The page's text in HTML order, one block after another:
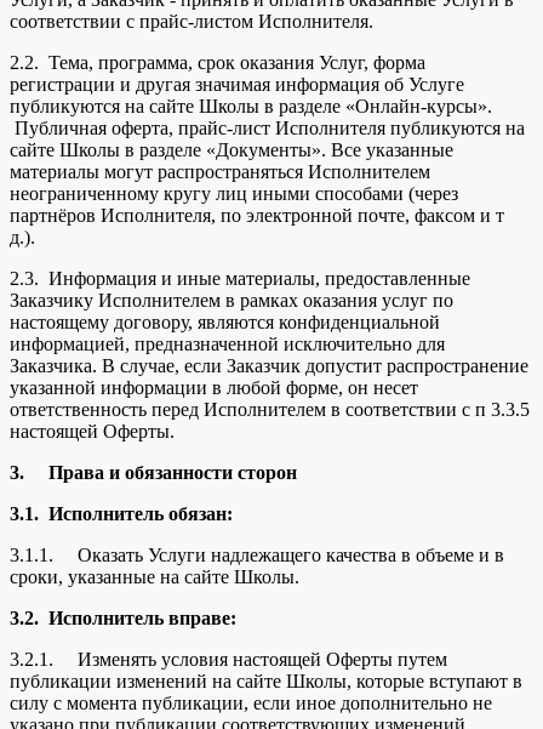
соответствии с прайс-листом Исполнителя.
2.2. Тема, программа, срок оказания Услуг, форма
регистрации и другая значимая информация об Услуге
публикуются на сайте Школы в разделе «Онлайн-курсы».
Публичная оферта, прайс-лист Исполнителя публикуются на
сайте Школы в разделе «Документы». Все указанные
материалы могут распространяться Исполнителем
неограниченному кругу лиц иными способами (через
партнёров Исполнителя, по электронной почте, факсом и т
д.).
2.3. Информация и иные материалы, предоставленные
Заказчику Исполнителем в рамках оказания услуг по
настоящему договору, являются конфиденциальной
информацией, предназначенной исключительно для
Заказчика. В случае, если Заказчик допустит распространение
указанной информации в любой форме, он несет
ответственность перед Исполнителем в соответствии с п 3.3.5
настоящей Оферты.
3. Права и обязанности сторон
3.1. Исполнитель обязан:
3.1.1. Оказать Услуги надлежащего качества в объеме и в
сроки, указанные на сайте Школы.
3.2. Исполнитель вправе:
3.2.1. Изменять условия настоящей Оферты путем
публикации изменений на сайте Школы, которые вступают в
силу с момента публикации, если иное дополнительно не
указано при публикации соответствующих изменений.